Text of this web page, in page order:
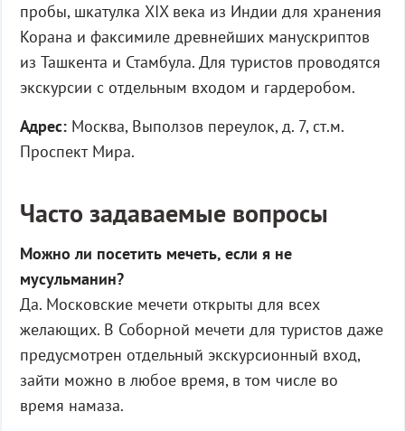
пробы, шкатулка XIX века из Индии для хранения
Корана и факсимиле древнейших манускриптов
из Ташкента и Стамбула. Для туристов проводятся
экскурсии с отдельным входом и гардеробом.
Адрес:Москва, Выползов переулок, д. 7, ст.м.
Проспект Мира.
Часто задаваемые вопросы
Можно ли посетить мечеть, если я не
мусульманин?
Да. Московские мечети открыты для всех
желающих. В Соборной мечети для туристов даже
предусмотрен отдельный экскурсионный вход,
зайти можно в любое время, в том числе во
время намаза.